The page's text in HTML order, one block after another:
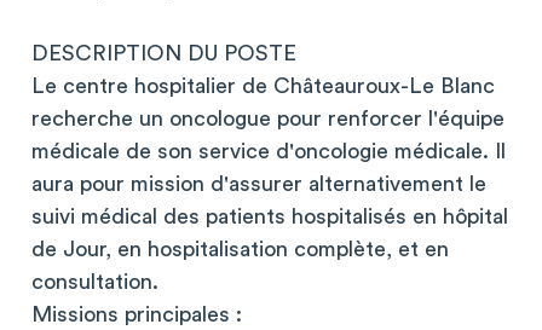
DESCRIPTION DU POSTE
Le centre hospitalier de Châteauroux-Le Blanc
recherche un oncologue pour renforcer l'équipe
médicale de son service d'oncologie médicale. Il
aura pour mission d'assurer alternativement le
suivi médical des patients hospitalisés en hôpital
de Jour, en hospitalisation complète, et en
consultation.
Missions principales :